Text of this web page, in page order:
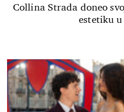
Collina Strada doneo
estetiku